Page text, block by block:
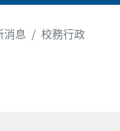
消息 校務行政